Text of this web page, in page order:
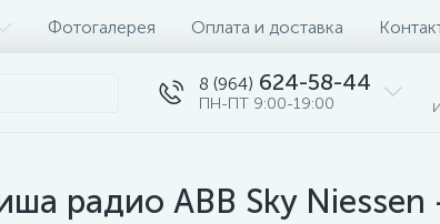
Фотогалерея Оплата и доставка
8 (964) 624-58-44
ПН-ПТ 9:00-19:00
радио ABB Sky